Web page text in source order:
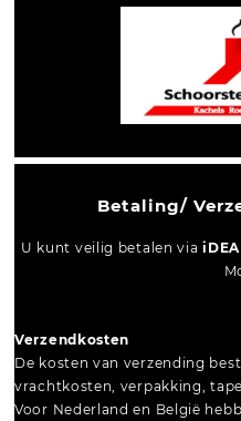
Betaling/
U kunt veilig betalen via
Verzendkosten
De kosten van verzending
vrachtkosten, verpakking,
Voor Nederland en België